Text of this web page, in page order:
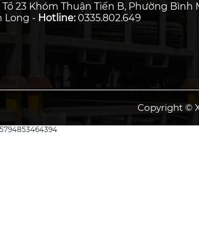
Tổ 23 Khóm Thuận Tiến B, Phường Bình
Long - Hotline:0335.802.649
Copyright ©